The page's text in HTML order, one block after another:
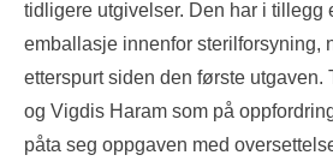
tidligere utgivelser. Den har i tillegg
emballasje innenfor sterilforsyning,
etterspurt siden den første
og Vigdis Haram som på
påta seg oppgaven med